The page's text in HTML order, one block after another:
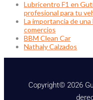
Lubricentro F1 en
profesional para tu
La importancia de
comercios
BBM Clean Car
Nathaly Calzados
Copyright© 2026